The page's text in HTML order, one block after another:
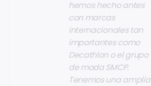
hemos hecho antes
con marcas
internacionales tan
importantes como
Decathlon o el grupo
de moda SMCP.
Tenemos una amplia